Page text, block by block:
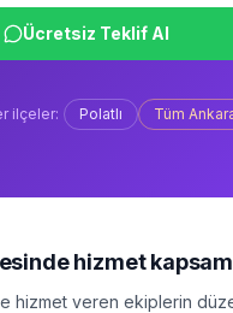
Ücretsiz Teklif Al
ilçeler: Polatlı Tüm
hizmet
hizmet veren ekiplerin